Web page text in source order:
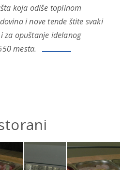
koja odiše toplinom
i nove tende štite svaki
za opuštanje idelanog
mesta.